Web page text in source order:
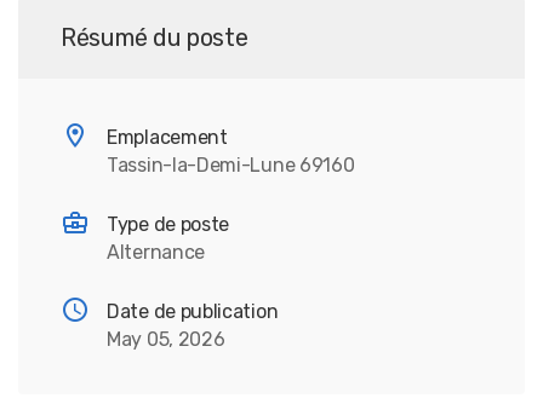
Résumé du poste
Emplacement
Tassin-la-Demi-Lune 69160
Type de poste
Alternance
Date de publication
May 05, 2026